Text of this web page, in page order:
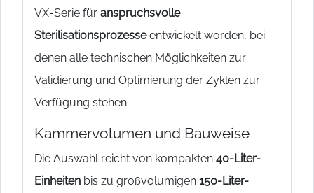
VX-Serie für anspruchsvolle
Sterilisationsprozesseentwickelt worden, bei
denen alle technischen Möglichkeiten zur
Validierung und Optimierung der Zyklen zur
Verfügung stehen.
Kammervolumen und Bauweise
Die Auswahl reicht von kompakten 40-Liter-
Einheiten bis zu großvolumigen 150-Liter-